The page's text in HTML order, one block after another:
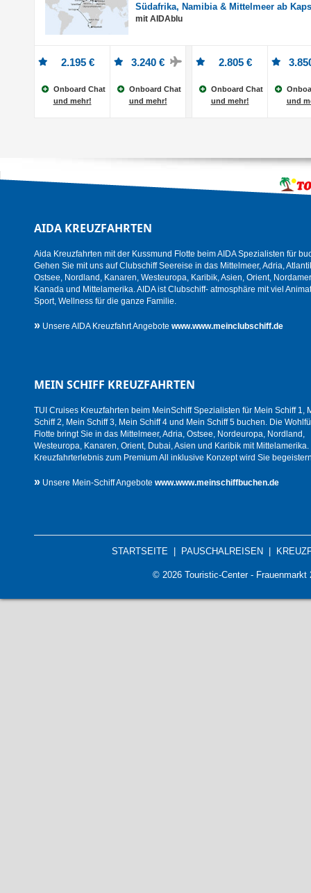
Südafrika, Namibia & Mittelmeer ab
mit AIDAblu
2.195 €
Onboard Chat
und mehr!
3.240 €
Onboard Chat
und mehr!
2.805 €
Onboard Chat
und mehr!
und
AIDA KREUZFAHRTEN
Aida Kreuzfahrten mit der Kussmund Flotte beim AIDA Spezialisten für
Gehen Sie mit uns auf Clubschiff Seereise in das Mittelmeer, Adria,
Ostsee, Nordland, Kanaren, Westeuropa, Karibik, Asien, Orient,
Kanada und Mittelamerika. AIDA ist Clubschiff- atmosphäre mit viel
Sport, Wellness für die ganze Familie.
» Unsere AIDA Kreuzfahrt Angebote www.www.meinclubschiff.de
MEIN SCHIFF KREUZFAHRTEN
TUI Cruises Kreuzfahrten beim MeinSchiff Spezialisten für Mein Schiff 1,
Schiff 2, Mein Schiff 3, Mein Schiff 4 und Mein Schiff 5 buchen. Die
Flotte bringt Sie in das Mittelmeer, Adria, Ostsee, Nordeuropa, Nordland,
Westeuropa, Kanaren, Orient, Dubai, Asien und Karibik mit Mittelamerika.
Kreuzfahrterlebnis zum Premium All inklusive Konzept wird Sie
» Unsere Mein-Schiff Angebote www.www.meinschiffbuchen.de
STARTSEITE| PAUSCHALREISEN
© 2026 Touristic-Center -